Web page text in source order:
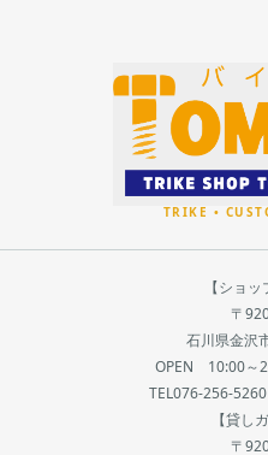
【ショッ
〒
石川県金沢
OPEN 10:00～
TEL076-256-
【貸し
〒